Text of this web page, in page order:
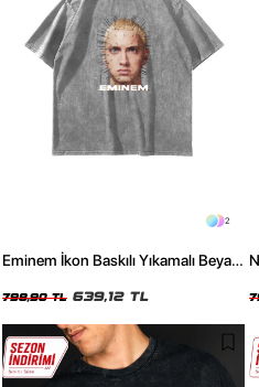
2
Eminem İkon Baskılı Yıkamalı Beyaz
798,90 TL 639,12 TL